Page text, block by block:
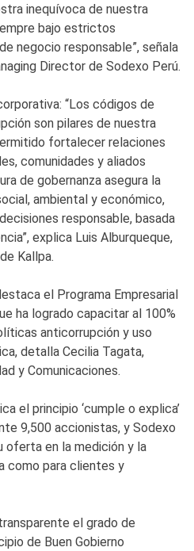
inequívoca de nuestra
bajo estrictos
negocio responsable”, señala
Director de Sodexo Perú.
“Los códigos de
son pilares de nuestra
fortalecer relaciones
comunidades y aliados
de gobernanza asegura la
ambiental y económico,
responsable, basada
explica Luis Alburqueque,
Kallpa.
el Programa Empresarial
ha logrado capacitar al 100%
anticorrupción y uso
detalla Cecilia Tagata,
y Comunicaciones.
el principio ‘cumple o explica’
9,500 accionistas, y Sodexo
oferta en la medición y la
como para clientes y
el grado de
de Buen Gobierno